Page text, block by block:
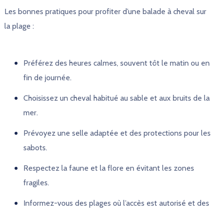
Les bonnes pratiques pour profiter d’une balade à cheval sur
la plage :
Préférez des heures calmes, souvent tôt le matin ou en
fin de journée.
Choisissez un cheval habitué au sable et aux bruits de la
mer.
Prévoyez une selle adaptée et des protections pour les
sabots.
Respectez la faune et la flore en évitant les zones
fragiles.
Informez-vous des plages où l’accès est autorisé et des